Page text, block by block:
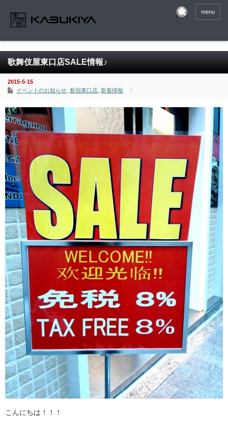
menu
歌舞伎屋東口店SALE情報♪
2015-5-15
イベントのお知らせ 新宿東口店 新着情報
こんにちは！！！